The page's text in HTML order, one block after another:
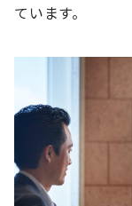
ています。